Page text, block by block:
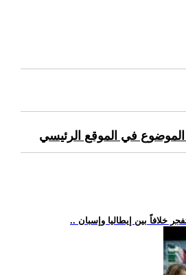
الموضوع في الموقع الرئيسي
خلافاً بين إيطاليا وإسبان